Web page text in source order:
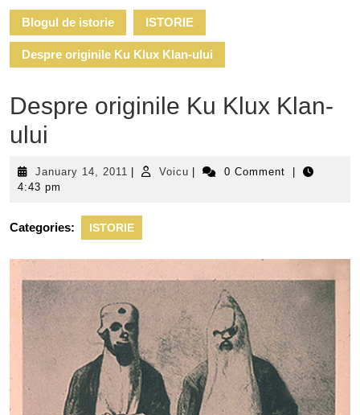
Blogul de istorie ISTORIE
Despre originile Ku Klux Klan-ului
Despre originile Ku Klux Klan-
ului
January 14, 2011 JanuaryVoicu Voicu 0 Comment
4:43 pm
Categories: ISTORIE